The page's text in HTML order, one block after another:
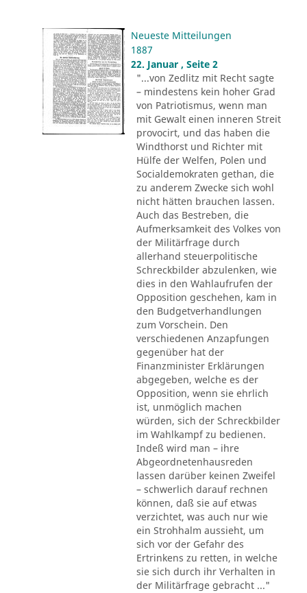
Neueste Mitteilungen
1887
22. Januar , Seite 2
"...von Zedlitz mit Recht sagte
– mindestens kein hoher Grad
von Patriotismus, wenn man
mit Gewalt einen inneren Streit
provocirt, und das haben die
Windthorst und Richter mit
Hülfe der Welfen, Polen und
Socialdemokraten gethan, die
zu anderem Zwecke sich wohl
nicht hätten brauchen lassen.
Auch das Bestreben, die
Aufmerksamkeit des Volkes von
der Militärfrage durch
allerhand steuerpolitische
Schreckbilder abzulenken, wie
dies in den Wahlaufrufen der
Opposition geschehen, kam in
den Budgetverhandlungen
zum Vorschein. Den
verschiedenen Anzapfungen
gegenüber hat der
Finanzminister Erklärungen
abgegeben, welche es der
Opposition, wenn sie ehrlich
ist, unmöglich machen
würden, sich der Schreckbilder
im Wahlkampf zu bedienen.
Indeß wird man – ihre
Abgeordnetenhausreden
lassen darüber keinen Zweifel
– schwerlich darauf rechnen
können, daß sie auf etwas
verzichtet, was auch nur wie
ein Strohhalm aussieht, um
sich vor der Gefahr des
Ertrinkens zu retten, in welche
sie sich durch ihr Verhalten in
der Militärfrage gebracht ..."